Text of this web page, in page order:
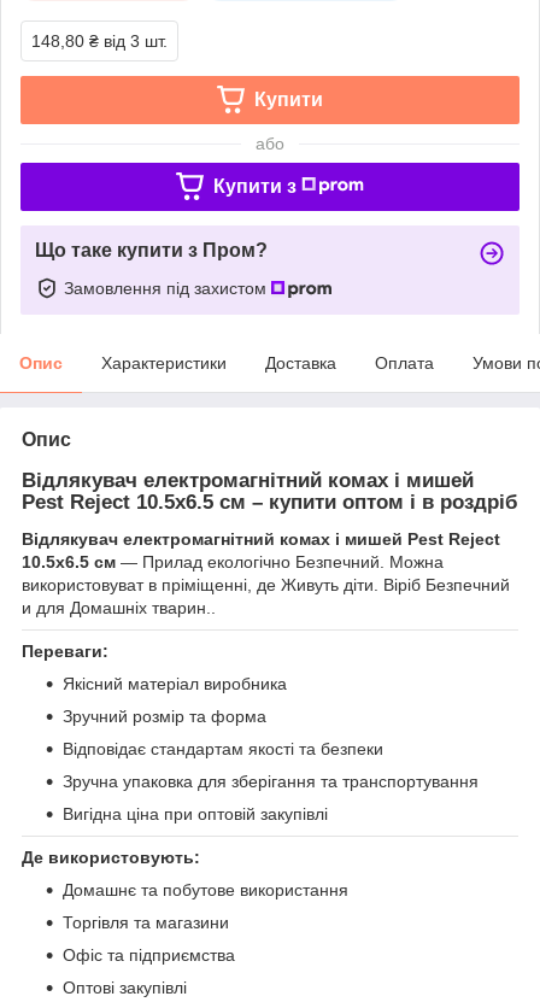
148,80 ₴ від 3 шт.
Купити
або
Купити з
Що таке купити з Пром?
Замовлення під захистом
Опис Характеристики Доставка Оплата Умови
Опис
Відлякувач електромагнітний комах і мишей
Pest Reject 10.5х6.5 см – купити оптом і в роздріб
Відлякувач електромагнітний комах і мишей Pest Reject
10.5х6.5 см — Прилад екологічно Безпечний. Можна
використовуват в пріміщенні, де Живуть діти. Віріб Безпечний
и для Домашніх тварин..
Переваги:
Якісний матеріал виробника
Зручний розмір та форма
Відповідає стандартам якості та безпеки
Зручна упаковка для зберігання та транспортування
Вигідна ціна при оптовій закупівлі
Де використовують:
Домашнє та побутове використання
Торгівля та магазини
Офіс та підприємства
Оптові закупівлі